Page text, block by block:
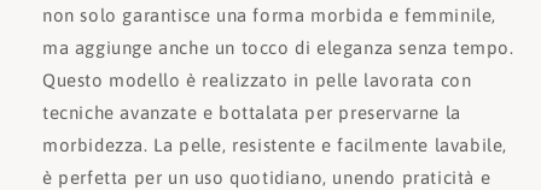
non solo garantisce una forma morbida e femminile,
ma aggiunge anche un tocco di eleganza senza tempo.
Questo modello è realizzato in pelle lavorata con
tecniche avanzate e bottalata per preservarne la
morbidezza. La pelle, resistente e facilmente lavabile,
è perfetta per un uso quotidiano, unendo praticità e